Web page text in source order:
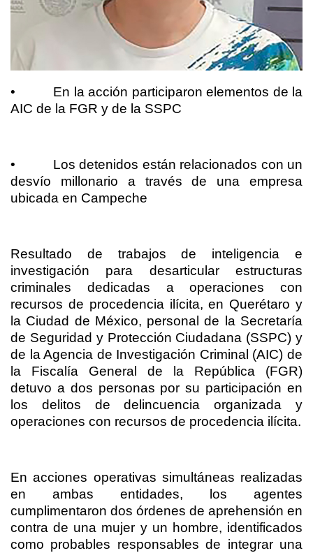
•
En la acción participaron elementos de la
AIC de la FGR y de la SSPC
•
Los detenidos están relacionados con un
desvío millonario a través de una empresa
ubicada en Campeche
Resultado de trabajos de inteligencia e
investigación para desarticular estructuras
criminales dedicadas a operaciones con
recursos de procedencia ilícita, en Querétaro y
la Ciudad de México, personal de la Secretaría
de Seguridad y Protección Ciudadana (SSPC) y
de la Agencia de Investigación Criminal (AIC) de
la Fiscalía General de la República (FGR)
detuvo a dos personas por su participación en
los delitos de delincuencia organizada y
operaciones con recursos de procedencia ilícita.
En acciones operativas simultáneas realizadas
en ambas entidades, los agentes
cumplimentaron dos órdenes de aprehensión en
contra de una mujer y un hombre, identificados
como probables responsables de integrar una